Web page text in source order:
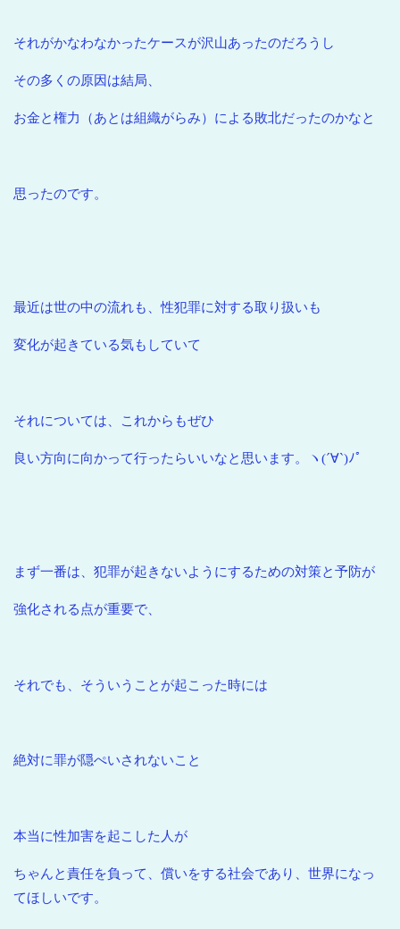
それがかなわなかったケースが沢山あったのだろうし
その多くの原因は結局、
お金と権力（あとは組織がらみ）による敗北だったのかなと
思ったのです。
最近は世の中の流れも、性犯罪に対する取り扱いも
変化が起きている気もしていて
それについては、これからもぜひ
良い方向に向かって行ったらいいなと思います。ヽ(´∀`)ﾉﾟ
まず一番は、犯罪が起きないようにするための対策と予防が
強化される点が重要で、
それでも、そういうことが起こった時には
絶対に罪が隠ぺいされないこと
本当に性加害を起こした人が
ちゃんと責任を負って、償いをする社会であり、世界になっ
てほしいです。